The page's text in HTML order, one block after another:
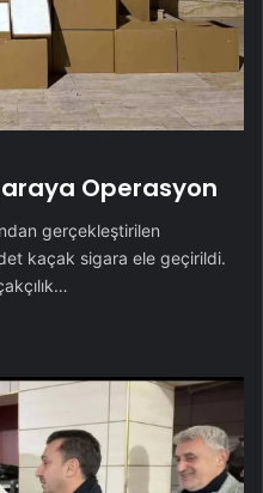
Operasyon
gerçekleştirilen
kaçak sigara ele geçirildi.